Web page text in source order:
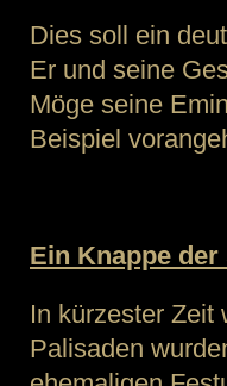
Dies soll ein
Er und seine
Möge seine
Beispiel
Ein Knappe
In kürzester Zeit
Palisaden